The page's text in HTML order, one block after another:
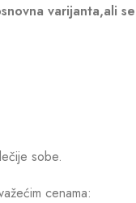
varijanta,ali
sobe.
cenama: